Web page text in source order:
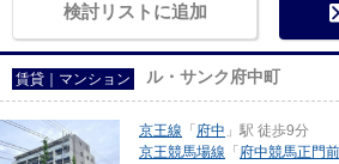
検討リストに追加
賃貸｜マンション ル・サンク府中町
京王線 「 府中 」駅 徒歩9分
京王競馬場線 「 府中競馬正門前